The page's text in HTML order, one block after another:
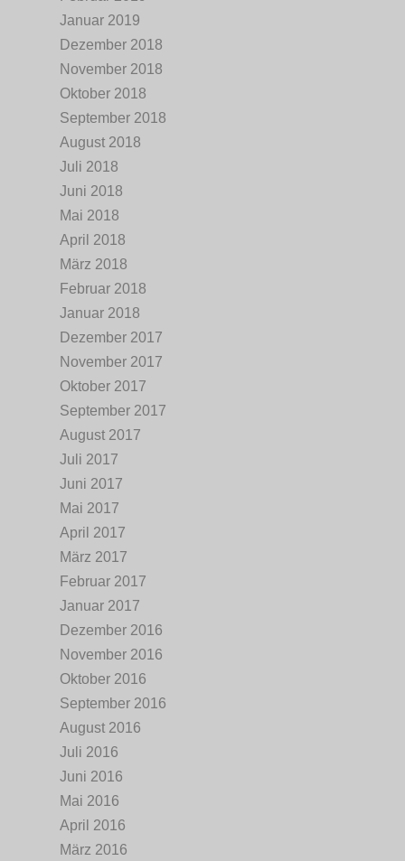
Januar 2019
Dezember 2018
November 2018
Oktober 2018
September 2018
August 2018
Juli 2018
Juni 2018
Mai 2018
April 2018
März 2018
Februar 2018
Januar 2018
Dezember 2017
November 2017
Oktober 2017
September 2017
August 2017
Juli 2017
Juni 2017
Mai 2017
April 2017
März 2017
Februar 2017
Januar 2017
Dezember 2016
November 2016
Oktober 2016
September 2016
August 2016
Juli 2016
Juni 2016
Mai 2016
April 2016
März 2016